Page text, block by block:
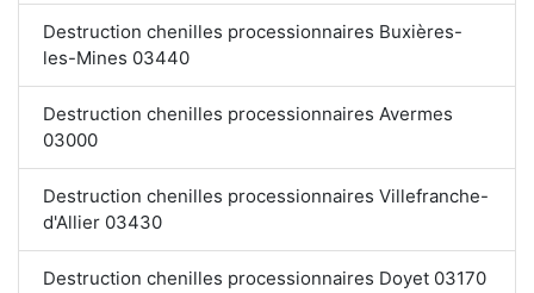
Destruction chenilles processionnaires Buxières-
les-Mines 03440
Destruction chenilles processionnaires Avermes
03000
Destruction chenilles processionnaires Villefranche-
d'Allier 03430
Destruction chenilles processionnaires Doyet 03170